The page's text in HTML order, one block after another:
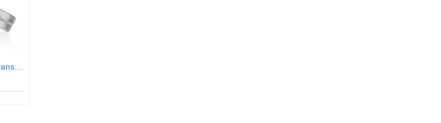
İlgi Modeli Gümüş Alyans Çifti